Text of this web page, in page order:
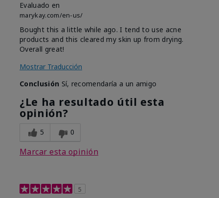
Evaluado en
marykay.com/en-us/
Bought this a little while ago. I tend to use acne
products and this cleared my skin up from drying.
Overall great!
Mostrar Traducción
Conclusión Sí, recomendaría a un amigo
¿Le ha resultado útil esta
opinión?
5 0
Marcar esta opinión
5